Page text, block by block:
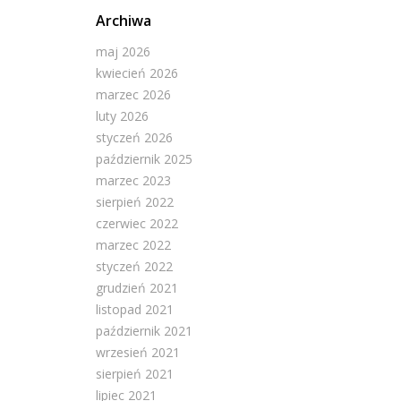
Archiwa
maj 2026
kwiecień 2026
marzec 2026
luty 2026
styczeń 2026
październik 2025
marzec 2023
sierpień 2022
czerwiec 2022
marzec 2022
styczeń 2022
grudzień 2021
listopad 2021
październik 2021
wrzesień 2021
sierpień 2021
lipiec 2021